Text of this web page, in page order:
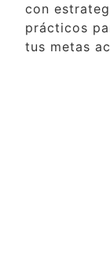
con
prácticos
tus metas